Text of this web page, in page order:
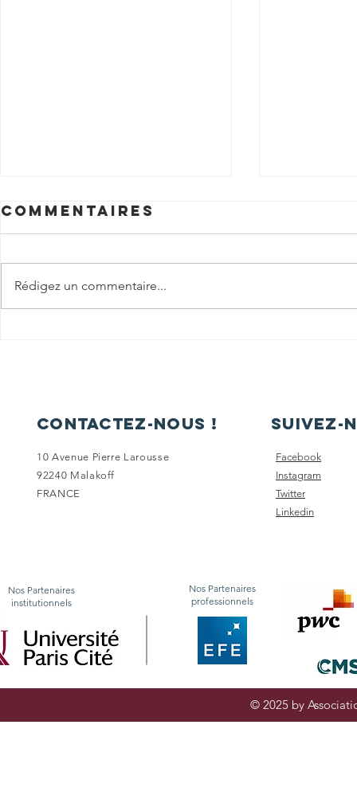
Commentaires
Rédigez un commentaire...
contactez-nous !
10 Avenue Pierre Larousse
92240 Malakoff
FRANCE
Suivez-
Facebook
Instagram
Twitter
Linkedin
Nos Partenaires
institutionnels
Nos Partenaires
professionnels
© 2025 by